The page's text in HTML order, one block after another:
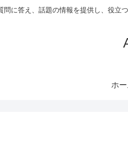
問に答え、話題の情報を提供し、役立
ホー